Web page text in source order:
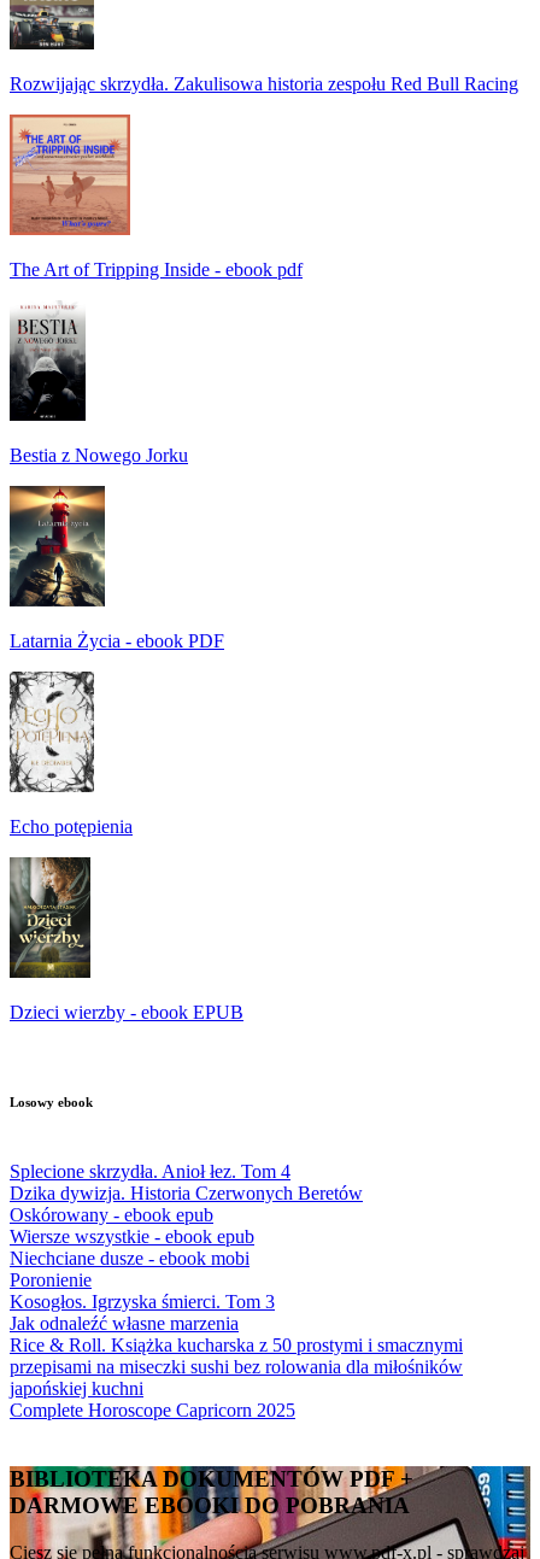
Rozwijając skrzydła. Zakulisowa historia zespołu Red Bull Racing
The Art of Tripping Inside - ebook pdf
Bestia z Nowego Jorku
Latarnia Życia - ebook PDF
Echo potępienia
Dzieci wierzby - ebook EPUB
Losowy ebook
Splecione skrzydła. Anioł łez. Tom 4
Dzika dywizja. Historia Czerwonych Beretów
Oskórowany - ebook epub
Wiersze wszystkie - ebook epub
Niechciane dusze - ebook mobi
Poronienie
Kosogłos. Igrzyska śmierci. Tom 3
Jak odnaleźć własne marzenia
Rice & Roll. Książka kucharska z 50 prostymi i smacznymi
przepisami na miseczki sushi bez rolowania dla miłośników
japońskiej kuchni
Complete Horoscope Capricorn 2025
BIBLIOTEKA DOKUMENTÓW PDF +
DARMOWE EBOOKI DO POBRANIA
Ciesz się pełną funkcjonalnością serwisu www.pdf-x.pl - sprawdzaj